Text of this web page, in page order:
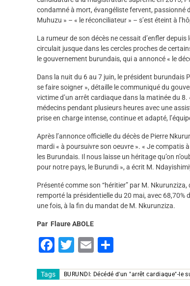
condamné à mort, évangéliste fervent, passionné
Muhuzu » – « le réconciliateur » – s’est éteint à
La rumeur de son décès ne cessait d’enfler
circulait jusque dans les cercles proches de
le gouvernement burundais, qui a annoncé « le
Dans la nuit du 6 au 7 juin, le président burundais
se faire soigner », détaille le communiqué du
victime d’un arrêt cardiaque dans la matinée du
médecins pendant plusieurs heures avec une
prise en charge intense, continue et adapté,
Après l’annonce officielle du décès de Pierre
mardi « à poursuivre son oeuvre ». « Je compatis
les Burundais. Il nous laisse un héritage qu’on
pour notre pays, le Burundi », a écrit M.
Présenté comme son “héritier” par M.
remporté la présidentielle du 20 mai, avec
une fois, à la fin du mandat de M. Nkurunziza.
Par Flaure ABOLE
F
c
T
tt
E
ai ta
Tags BURUNDI: Décédé d'un "arrêt cardiaque"-